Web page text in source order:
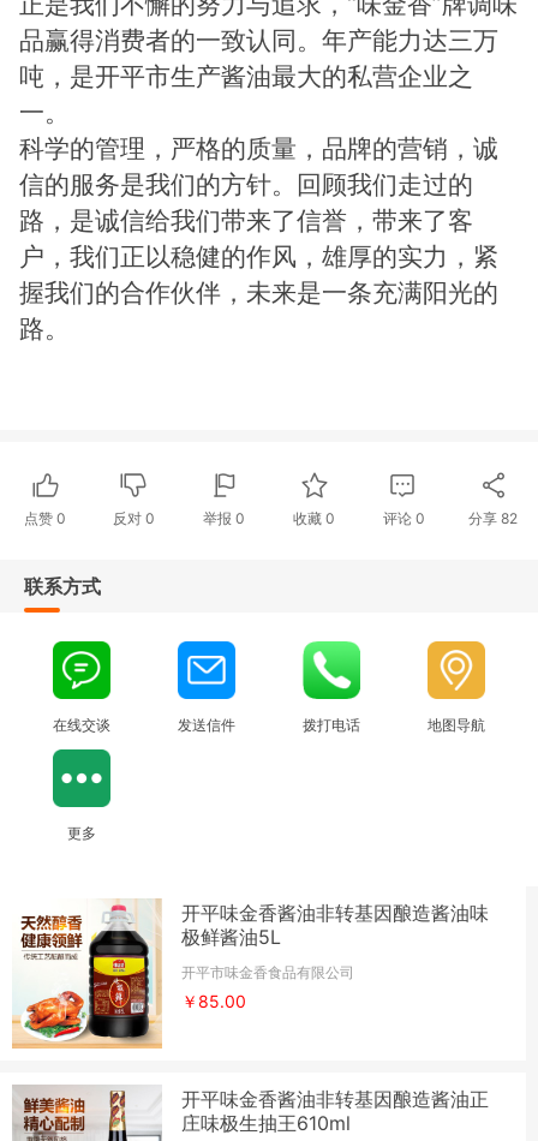
品赢得消费者的一致认同。年产能力达三万
吨，是开平市生产酱油最大的私营企业之
一。
科学的管理，严格的质量，品牌的营销，诚
信的服务是我们的方针。回顾我们走过的
路，是诚信给我们带来了信誉，带来了客
户，我们正以稳健的作风，雄厚的实力，紧
握我们的合作伙伴，未来是一条充满阳光的
路。
点赞 0 反对0 举报 0 收藏 0 评论 0 分享82
联系方式
在线交谈 发送信件 拨打电话 地图导航
更多
开平味金香酱油非转基因酿造酱油味
极鲜酱油5L
开平市味金香食品有限公司
￥85.00
开平味金香酱油非转基因酿造酱油正
庄味极生抽王610ml